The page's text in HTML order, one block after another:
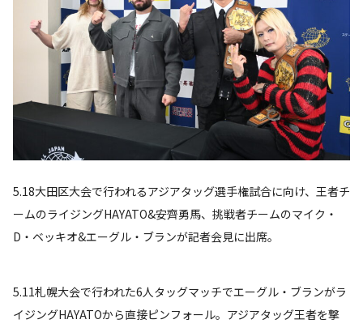
5.18大田区大会で行われるアジアタッグ選手権試合に向け、王者チ
ームのライジングHAYATO&安齊勇馬、挑戦者チームのマイク・
D・ベッキオ&エーグル・ブランが記者会見に出席。
5.11札幌大会で行われた6人タッグマッチでエーグル・ブランがラ
イジングHAYATOから直接ピンフォール。アジアタッグ王者を撃